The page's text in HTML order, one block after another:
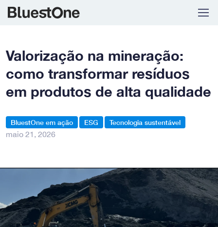
Skip to navigation
Skip to content
Valorização na mineração:
como transformar resíduos
em produtos de alta qualidade
BluestOne em ação ESG Tecnologia sustentável
maio 21, 2026